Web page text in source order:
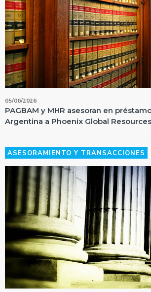
05/06/2026
PAGBAM y MHR asesoran en
Argentina a Phoenix Global Resources
ASESORAMIENTO Y TRANSACCIONES